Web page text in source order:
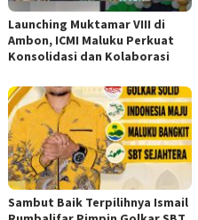
Launching Muktamar VIII di
Ambon, ICMI Maluku Perkuat
Konsolidasi dan Kolaborasi
Sambut Baik Terpilihnya Ismail